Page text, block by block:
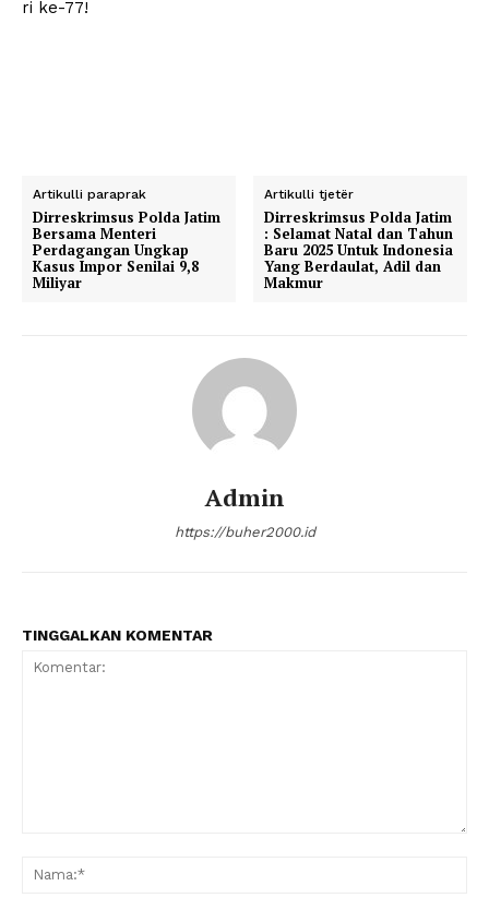
ri ke-77!
Artikulli paraprak
Dirreskrimsus Polda Jatim
Bersama Menteri
Perdagangan Ungkap
Kasus Impor Senilai 9,8
Miliyar
Artikulli tjetër
Dirreskrimsus Polda Jatim
: Selamat Natal dan Tahun
Baru 2025 Untuk Indonesia
Yang Berdaulat, Adil dan
Makmur
Admin
https://buher2000.id
TINGGALKAN KOMENTAR